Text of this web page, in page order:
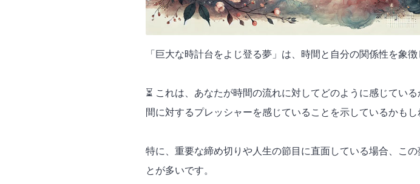
「巨大な時計台をよじ登る夢」は、時間と自分の関係性を象徴
⏳ これは、あなたが時間の流れに対してどのように感じてい
間に対するプレッシャーを感じていることを示しているかもし
特に、重要な締め切りや人生の節目に直面している場合、この
とが多いです。